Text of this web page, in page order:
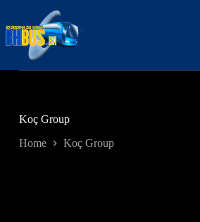
content
Koç Group
Home Koç Group